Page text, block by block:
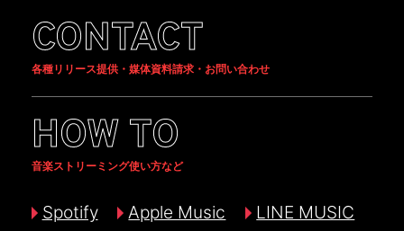
CONTACT
各種リリース提供・媒体資料請求・お問い合わせ
HOW TO
音楽ストリーミング使い方など
Spotify Apple Music
LINE MUSIC